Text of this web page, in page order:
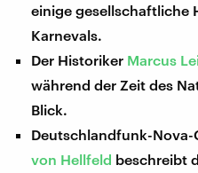
einige gesellschaftliche
Karnevals.
Der Historiker Marcus
während der Zeit des
Blick.
Deutschlandfunk-
von Hellfeld beschreibt